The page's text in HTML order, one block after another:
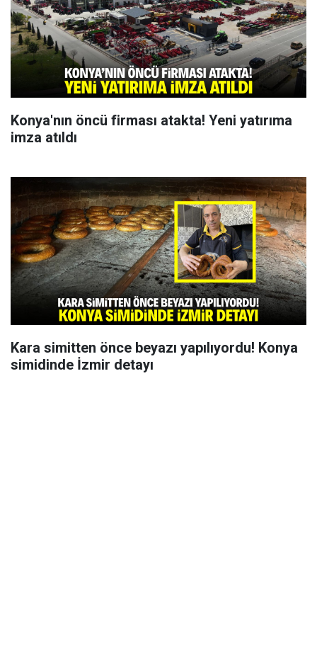
Konya'nın öncü firması atakta! Yeni yatırıma
imza atıldı
Kara simitten önce beyazı yapılıyordu! Konya
simidinde İzmir detayı